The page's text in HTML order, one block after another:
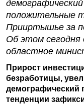
положительные
Прииртышье за
Об этом сегодня
областное
Прирост
безработицы,
демографический
тенденции